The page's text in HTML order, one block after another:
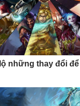
những thay đổi